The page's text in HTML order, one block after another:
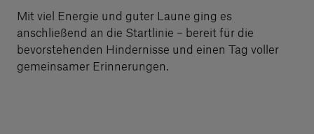
Mit viel Energie und guter Laune ging es
anschließend an die Startlinie – bereit für die
bevorstehenden Hindernisse und einen Tag voller
gemeinsamer Erinnerungen.